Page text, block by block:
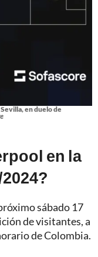
en duelo de
en la
sábado 17
de visitantes, a
de Colombia.